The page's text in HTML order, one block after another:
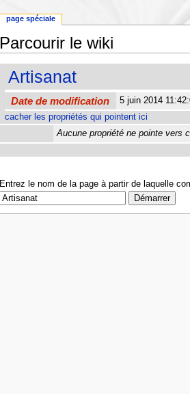
Parcourir le wiki
Artisanat
Date de modification
5 juin 2014
cacher les propriétés qui pointent ici
Aucune propriété ne pointe vers
Entrez le nom de la page à partir de laquelle
page spéciale